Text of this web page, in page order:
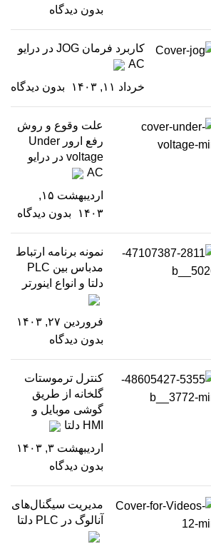
بدون دیدگاه
کاربرد فرمان JOG در درایو
AC
خرداد ۱۱, ۱۴۰۳
بدون دیدگاه
علت وقوع و روش
رفع ارور Under
voltage در درایو
AC
اردیبهشت ۱۵,
۱۴۰۳
بدون دیدگاه
نمونه برنامه ارتباط
مدباس بین PLC
دلتا و انواع اینورتر
فروردین ۲۷, ۱۴۰۳
بدون دیدگاه
کنترل ترموستات
گلخانه از طریق
گوشی موبایل و
HMI دلتا
اردیبهشت ۳, ۱۴۰۳
بدون دیدگاه
مدیریت سیگنال‌های
آنالوگ در PLC دلتا